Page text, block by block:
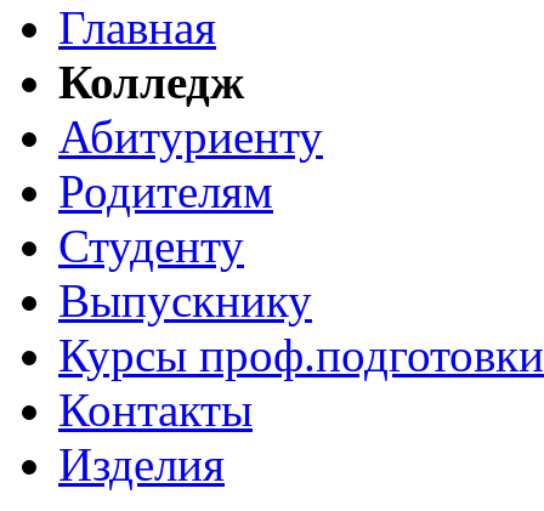
Главная
Колледж
Абитуриенту
Родителям
Студенту
Выпускнику
Курсы проф.подготовки
Контакты
Изделия